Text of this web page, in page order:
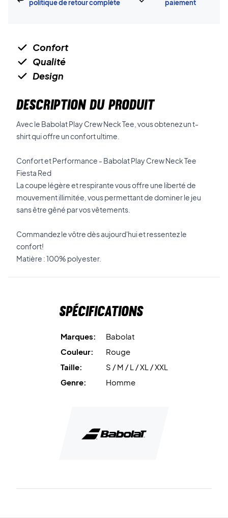
politique de retour complète paiement
Confort
Qualité
Design
DESCRIPTION DU PRODUIT
Avec le Babolat Play Crew Neck Tee, vous obtenez un t-
shirt qui offre un confort ultime.
Confort et Performance - Babolat Play Crew Neck Tee
Fiesta Red
La coupe légère et respirante vous offre une liberté de
mouvement illimitée, vous permettant de dominer le jeu
sans être gêné par vos vêtements.
Commandez le vôtre dès aujourd'hui et ressentez le
confort!
Matière : 100% polyester.
Spécifications
Marques:
Babolat
Couleur:
Rouge
Taille:
S / M / L / XL / XXL
Genre:
Homme